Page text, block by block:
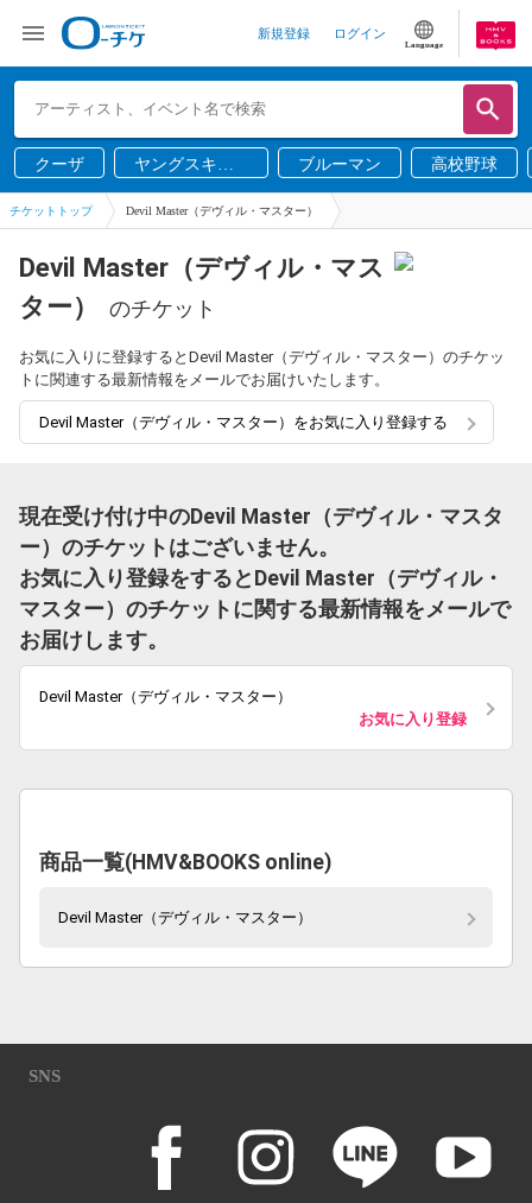
新規登録 ログイン
Language
クーザ
ヤングスキニ
ー
ブルーマン 高校野球
チケットトップ Devil Master（デヴィル・マスター）
Devil Master（デヴィル・マス
ター）
のチケット
お気に入りに登録するとDevil Master（デヴィル・マスター）のチケッ
トに関連する最新情報をメールでお届けいたします。
Devil Master（デヴィル・マスター）をお気に入り登録する
現在受け付け中のDevil Master（デヴィル・マスタ
ー）のチケットはございません。
お気に入り登録をするとDevil Master（デヴィル・
マスター）のチケットに関する最新情報をメールで
お届けします。
Devil Master（デヴィル・マスター）
お気に入り登録
商品一覧(HMV&BOOKS online)
Devil Master（デヴィル・マスター）
SNS